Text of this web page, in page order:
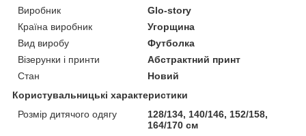
Виробник
Glo-story
Країна виробник
Угорщина
Вид виробу
Футболка
Візерунки і принти
Абстрактний принт
Стан
Новий
Користувальницькі характеристики
Розмір дитячого одягу
128/134, 140/146, 152/158,
164/170 см